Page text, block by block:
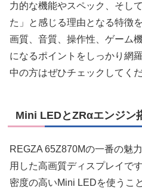
力的な機能やスペック、そし
た」と感じる理由となる特徴
画質、音質、操作性、ゲーム
になるポイントをしっかり網
中の方はぜひチェックしてくだ
Mini LEDとZRαエンジン
REGZA 65Z870Mの一番の魅
用した高画質ディスプレイで
密度の高いMini LEDを使うこ